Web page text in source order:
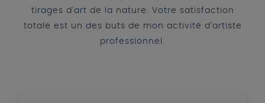
tirages d'art de la nature. Votre satisfaction
totale est un des buts de mon activité d'artiste
professionnel.